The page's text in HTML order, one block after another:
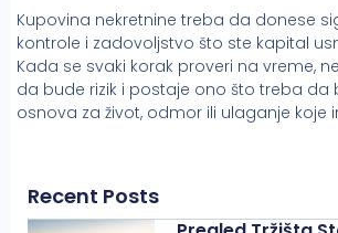
Kupovina nekretnine treba da donese
kontrole i zadovoljstvo što ste kapital
Kada se svaki korak proveri na vreme,
da bude rizik i postaje ono što treba da
osnova za život, odmor ili ulaganje koje
Recent Posts